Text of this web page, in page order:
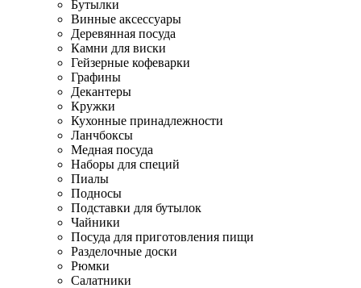
Бутылки
Винные аксессуары
Деревянная посуда
Камни для виски
Гейзерные кофеварки
Графины
Декантеры
Кружки
Кухонные принадлежности
Ланчбоксы
Медная посуда
Наборы для специй
Пиалы
Подносы
Подставки для бутылок
Чайники
Посуда для приготовления пищи
Разделочные доски
Рюмки
Салатники